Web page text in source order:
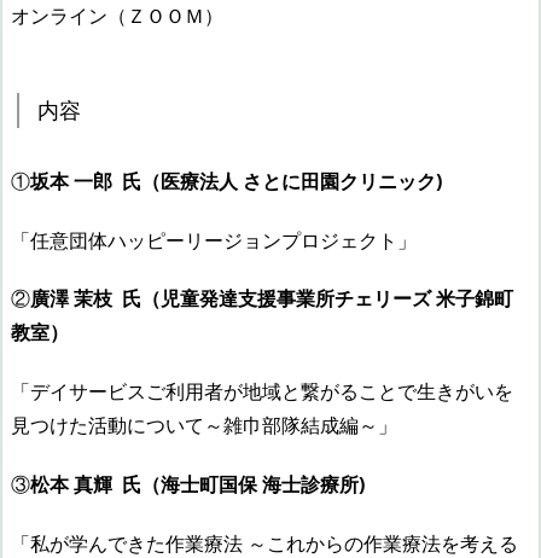
オンライン（ＺＯＯＭ）
内容
①坂本 一郎 氏（医療法人 さとに田園クリニック)
「任意団体ハッピーリージョンプロジェクト」
②廣澤 茉枝 氏（児童発達支援事業所チェリーズ 米子錦町
教室）
「デイサービスご利用者が地域と繋がることで生きがいを
見つけた活動について～雑巾部隊結成編～」
③松本 真輝 氏（海士町国保 海士診療所)
「私が学んできた作業療法 ～これからの作業療法を考える